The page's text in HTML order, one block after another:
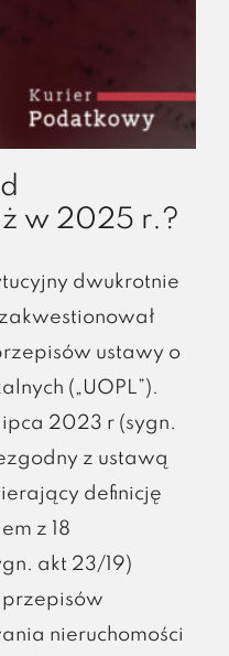
w 2025 r.?
dwukrotnie
ustawy o
(„UOPL”).
2023 r (sygn.
z ustawą
definicję
z 18
akt 23/19)
przepisów
nieruchomości